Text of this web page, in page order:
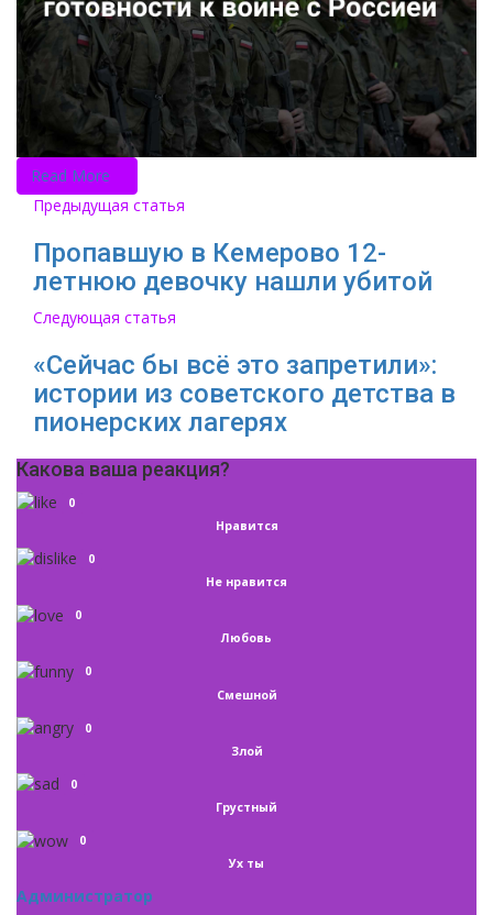
Read More
Предыдущая статья
Пропавшую в Кемерово 12-
летнюю девочку нашли убитой
Следующая статья
«Сейчас бы всё это запретили»:
истории из советского детства в
пионерских лагерях
Какова ваша реакция?
0
Нравится
0
Не нравится
0
Любовь
0
Смешной
0
Злой
0
Грустный
0
Ух ты
Администратор